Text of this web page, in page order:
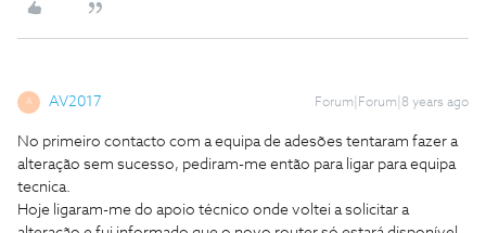
A AV2017 Forum|Forum|8 years ago
No primeiro contacto com a equipa de adesões tentaram fazer a
alteração sem sucesso, pediram-me então para ligar para equipa
tecnica.
Hoje ligaram-me do apoio técnico onde voltei a solicitar a